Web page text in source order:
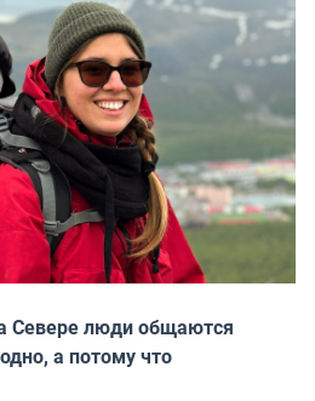
Севере люди общаются
а потому что